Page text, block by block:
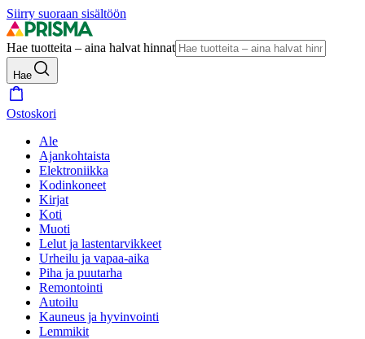
Siirry suoraan sisältöön
Hae tuotteita – aina halvat hinnat
Hae
Ostoskori
Ale
Ajankohtaista
Elektroniikka
Kodinkoneet
Kirjat
Koti
Muoti
Lelut ja lastentarvikkeet
Urheilu ja vapaa-aika
Piha ja puutarha
Remontointi
Autoilu
Kauneus ja hyvinvointi
Lemmikit